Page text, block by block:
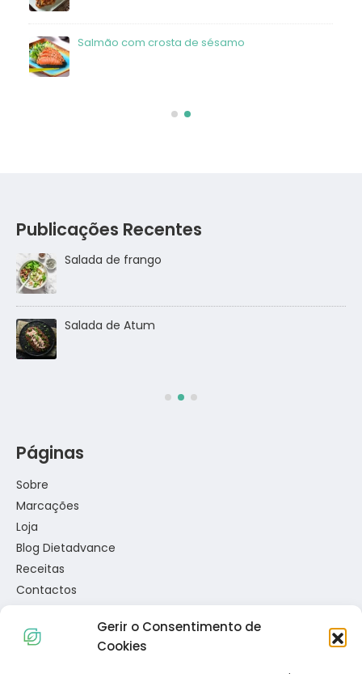
Gerir o Consentimento de
Cookies
Salmão com crosta de sésamo
Publicações Recentes
Salada de frango
Salada de Atum
Páginas
Sobre
Marcações
Loja
Blog Dietadvance
Receitas
Contactos
Links Úteis